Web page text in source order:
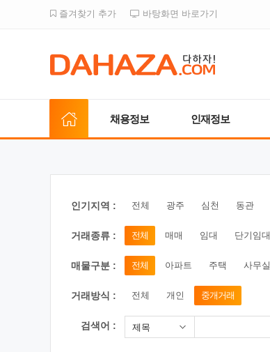
즐겨찾기 추가 바탕화면 바로가기
채용정보 인재정보
인기지역 : 전체 광주 심천 동관
거래종류 : 전체 매매 임대 단기임대
매물구분 : 전체 아파트 주택 사무실
거래방식 : 전체 개인 중개거래
검색어 : 제목